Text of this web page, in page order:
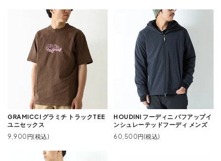
GRAMICCI グラミチ トラックTEE
ユニセックス
9,900円(税込)
HOUDINI フーディニ パフアップイ
ンシュレーテッドフーディ メンズ
60,500円(税込)